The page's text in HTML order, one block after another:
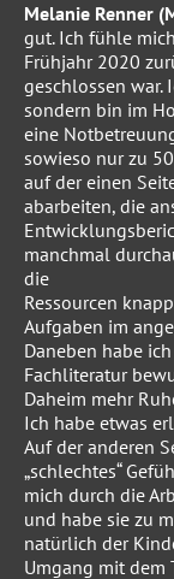
Melanie Renner
gut. Ich fühle
Frühjahr 2020
geschlossen war.
sondern bin im
eine
sowieso nur zu
auf der einen
abarbeiten, die
manchmal
die
Ressourcen
Aufgaben im
Daneben habe
Fachliteratur
Daheim mehr
Ich habe etwas
Auf der anderen
„schlechtes“
mich durch die
und habe sie zu
natürlich der
Umgang mit dem